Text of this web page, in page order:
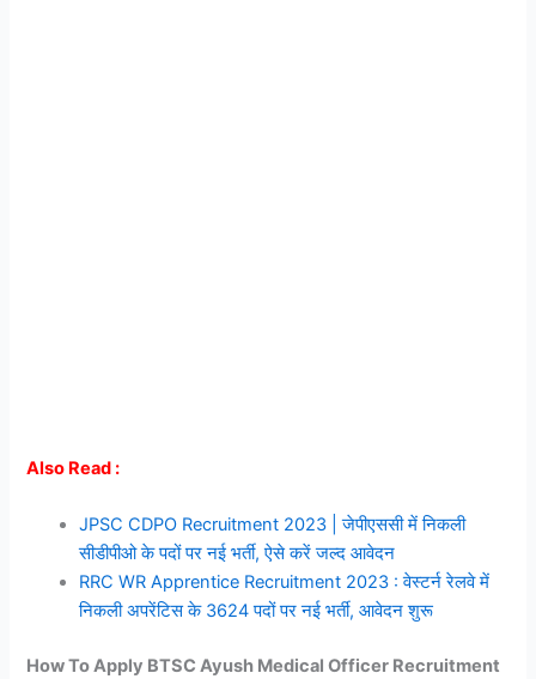
Also Read :
JPSC CDPO Recruitment 2023 | जेपीएससी में निकली
सीडीपीओ के पदों पर नई भर्ती, ऐसे करें जल्द आवेदन
RRC WR Apprentice Recruitment 2023 : वेस्टर्न रेलवे में
निकली अपरेंटिस के 3624 पदों पर नई भर्ती, आवेदन शुरू
How To Apply BTSC Ayush Medical Officer Recruitment